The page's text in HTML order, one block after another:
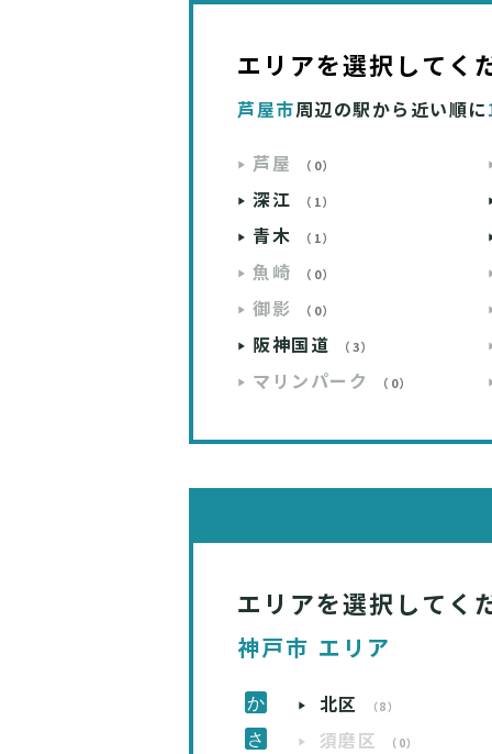
エリアを選択してく
芦屋市周辺の駅から近い順に
芦屋 （0）
深江 （1）
青木 （1）
魚崎 （0）
御影 （0）
阪神国道 （3）
マリンパーク （0）
エリアを選択してく
神戸市 エリア
北区 （8）
須磨区 （0）